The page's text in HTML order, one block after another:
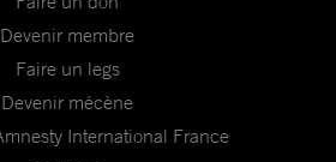
Devenir membre
Faire un legs
Devenir mécène
International France